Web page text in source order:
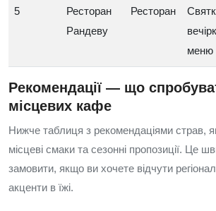
5
Ресторан
Рандеву
Ресторан
меню
Рекомендації — що
місцевих кафе
Нижче таблиця з рекомендаціями страв,
місцеві смаки та сезонні пропозиції. Це
замовити, якщо ви хочете відчути
акценти в їжі.